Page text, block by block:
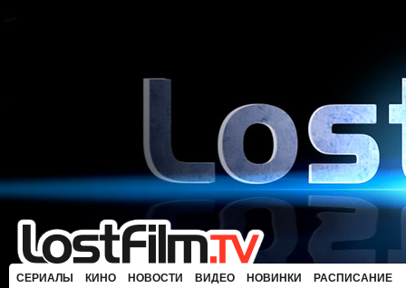
СЕРИАЛЫ КИНО НОВОСТИ ВИДЕО НОВИНКИ РАСПИСАНИЕ